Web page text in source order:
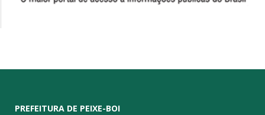
PREFEITURA DE PEIXE-BOI